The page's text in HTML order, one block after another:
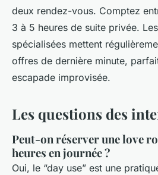
deux rendez-vous. Comptez
3 à 5 heures de suite privée.
spécialisées mettent
offres de dernière minute,
escapade improvisée.
Les questions des
Peut-on réserver une love
heures en journée ?
Oui, le “day use” est une